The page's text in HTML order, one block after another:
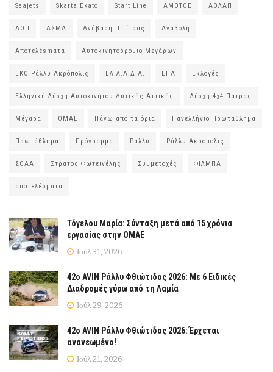
Seajets Skarta Ekato Start Line ΑΜΟΤΟΕ ΑΟΛΑΠ
ΑΟΠ ΑΣΜΑ Ανάβαση Πιτίτσας Αναβολή
Αποτελέsmατα Αυτοκινητοδρόμιο Μεγάρων
ΕΚΟ Ράλλυ Ακρόπολις ΕΛ.Λ.Α.Δ.Α. ΕΠΑ Εκλογές
Ελληνική Λέσχη Αυτοκινήτου Δυτικής Αττικής Λέσχη 4χ4 Πάτρας
Μέγαρα ΟΜΑΕ Πάνω από τα όρια Πανελλήνιο Πρωτάθλημα
Πρωτάθλημα Πρόγραμμα Ράλλυ Ράλλυ Ακρόπολις
ΣΟΑΑ Στράτος Φωτεινέλης Συμμετοχές ΦΙΛΜΠΑ
αποτελέσματα
Τόγελου Μαρία: Σύνταξη μετά από 15 χρόνια
εργασίας στην ΟΜΑΕ
Ιούλ 31, 2026
42ο AVIN Ράλλυ Φθιώτιδος 2026: Με 6 Ειδικές
Διαδρομές γύρω από τη Λαμία
Ιούλ 29, 2026
42ο AVIN Ράλλυ Φθιώτιδος 2026: Έρχεται
ανανεωμένο!
Ιούλ 21, 2026